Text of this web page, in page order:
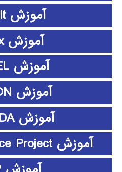
آموزش L-Edit
آموزش Latex
آموزش LISREL
آموزش LUMION
آموزش MAXQDA
آموزش Microsoft Office Project